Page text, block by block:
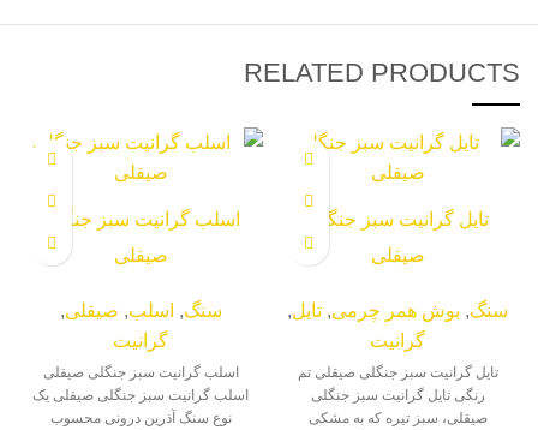
RELATED PRODUCTS
تایل گرانیت سبز جنگلی
صیقلی
سنگ, بوش همر چرمی, تایل,
گرانیت
تایل گرانیت سبز جنگلی صیقلی تم
رنگی تایل گرانیت سبز جنگلی
صیقلی، سبز تیره که به مشکی
اسلب گرانیت سبز جنگلی
صیقلی
سنگ, اسلب, صیقلی,
گرانیت
اسلب گرانیت سبز جنگلی صیقلی
اسلب گرانیت سبز جنگلی صیقلی یک
نوع سنگ آذرین درونی محسوب